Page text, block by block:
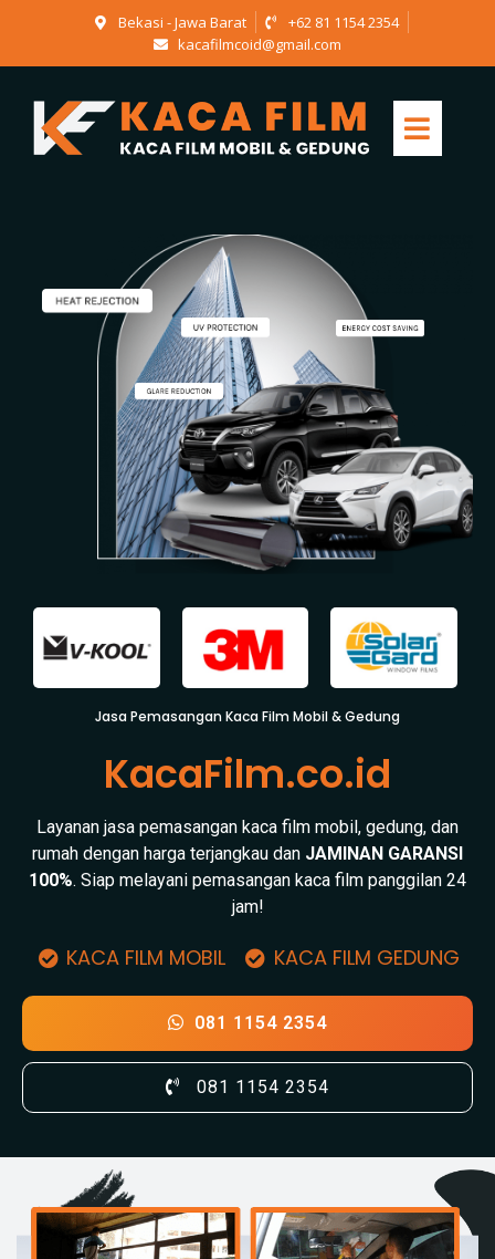
Bekasi - Jawa Barat
+62 81 1154 2354
kacafilmcoid@gmail.com
Jasa Pemasangan Kaca Film Mobil & Gedung
KacaFilm.co.id
Layanan jasa pemasangan kaca film mobil, gedung, dan
rumah dengan harga terjangkau dan JAMINAN GARANSI
100%. Siap melayani pemasangan kaca film panggilan 24
jam!
KACA FILM MOBIL KACA FILM GEDUNG
081 1154 2354
081 1154 2354